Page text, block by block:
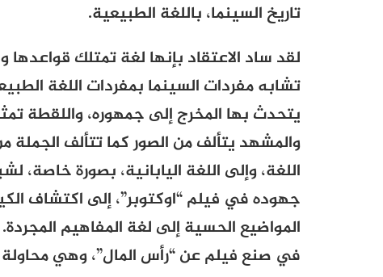
تاريخ السينما، باللغة الطبيعية.
لقد ساد الاعتقاد بإنها لغة تمتلك
تشابه مفردات السينما بمفردات اللغة
يتحدث بها المخرج إلى جمهوره، واللقطة
والمشهد يتألف من الصور كما تتألف الجملة
اللغة، وإلى اللغة اليابانية، بصورة خاصة،
جهوده في فيلم “اوكتوبر”، إلى اكتشاف
المواضيع الحسية إلى لغة المفاهيم
في صنع فيلم عن “رأس المال”، وهي محاولة